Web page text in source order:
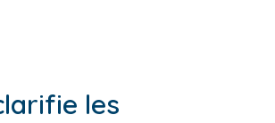
Demandez des informations
les